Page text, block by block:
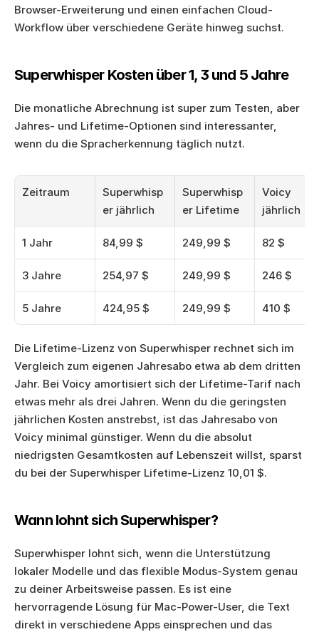
Browser-Erweiterung und einen einfachen Cloud-
Workflow über verschiedene Geräte hinweg suchst.
Superwhisper Kosten über 1, 3 und 5 Jahre
Die monatliche Abrechnung ist super zum Testen, aber
Jahres- und Lifetime-Optionen sind interessanter,
wenn du die Spracherkennung täglich nutzt.
Zeitraum
Superwhisp
er jährlich
Superwhisp
er Lifetime
Voicy
jährlich
1 Jahr 84,99 $ 249,99 $ 82 $
3 Jahre 254,97 $ 249,99 $ 246 $
5 Jahre 424,95 $ 249,99 $ 410 $
Die Lifetime-Lizenz von Superwhisper rechnet sich im
Vergleich zum eigenen Jahresabo etwa ab dem dritten
Jahr. Bei Voicy amortisiert sich der Lifetime-Tarif nach
etwas mehr als drei Jahren. Wenn du die geringsten
jährlichen Kosten anstrebst, ist das Jahresabo von
Voicy minimal günstiger. Wenn du die absolut
niedrigsten Gesamtkosten auf Lebenszeit willst, sparst
du bei der Superwhisper Lifetime-Lizenz 10,01 $.
Wann lohnt sich Superwhisper?
Superwhisper lohnt sich, wenn die Unterstützung
lokaler Modelle und das flexible Modus-System genau
zu deiner Arbeitsweise passen. Es ist eine
hervorragende Lösung für Mac-Power-User, die Text
direkt in verschiedene Apps einsprechen und das